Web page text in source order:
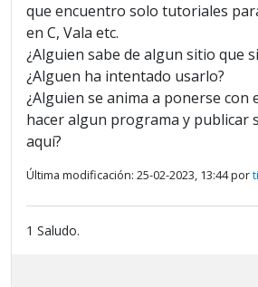
que encuentro solo tutoriales
en C, Vala etc.
¿Alguien sabe de algun sitio que
¿Alguen ha intentado usarlo?
¿Alguien se anima a ponerse con
hacer algun programa y publicar
aquí?
Última modificación: 25-02-2023, 13:44 por
1 Saludo.